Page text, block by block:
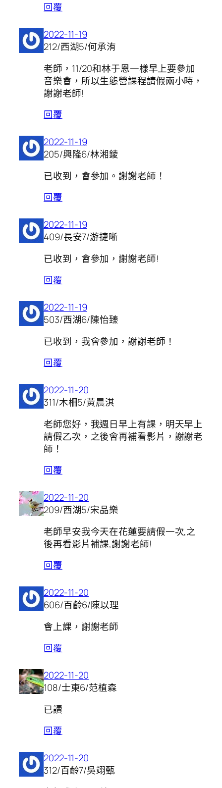
回覆
2022-11-19
212/西湖5/何承洧
老師，11/20和林于恩一樣早上要參加
音樂會，所以生態營課程請假兩小時，
謝謝老師!
回覆
2022-11-19
205/興隆6/林湘錂
已收到，會參加。謝謝老師！
回覆
2022-11-19
409/長安7/游捷晰
已收到，會參加，謝謝老師!
回覆
2022-11-19
503/西湖6/陳怡臻
已收到，我會參加，謝謝老師！
回覆
2022-11-20
311/木柵5/黃晨淇
老師您好，我週日早上有課，明天早上
請假乙次，之後會再補看影片，謝謝老
師！
回覆
2022-11-20
209/西湖5/宋品樂
老師早安我今天在花蓮要請假一次,之
後再看影片補課,謝謝老師!
回覆
2022-11-20
606/百齡6/陳以理
會上課，謝謝老師
回覆
2022-11-20
108/士東6/范植森
已讀
回覆
2022-11-20
312/百齡7/吳翊甄